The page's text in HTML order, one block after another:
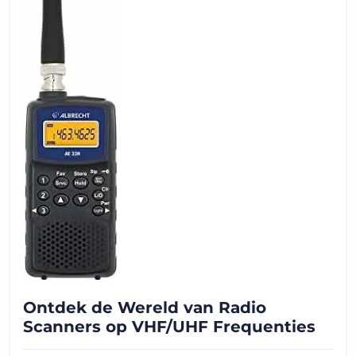
Ontdek de Wereld van Radio
Scanners op VHF/UHF Frequenties